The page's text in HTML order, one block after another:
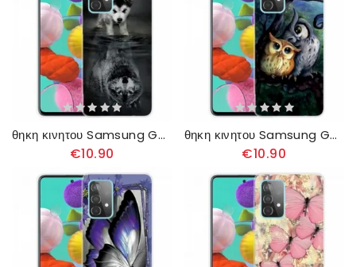
θηκη κινητου Samsung Galaxy A32 4G Puppy Dream
€10.90
θηκη κινητου Samsung Galaxy A32 4G Ζωγραφική Κουκουβάγιες
€10.90